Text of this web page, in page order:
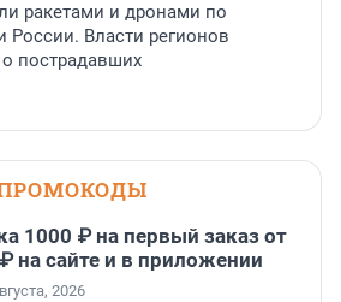
ракетами и дронами по
России. Власти регионов
пострадавших
1000 ₽ на первый заказ от
на сайте и в приложении
2026